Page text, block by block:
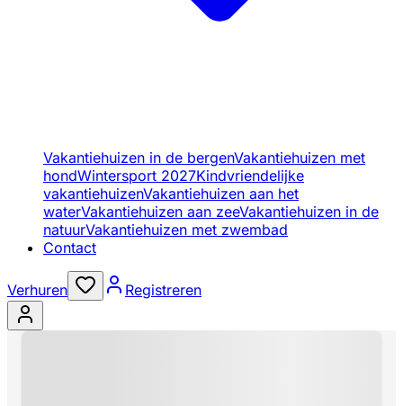
Vakantiehuizen in de bergenVakantiehuizen met
hondWintersport 2027Kindvriendelijke
vakantiehuizenVakantiehuizen aan het
waterVakantiehuizen aan zeeVakantiehuizen in de
natuurVakantiehuizen met zwembad
Contact
Verhuren Registreren